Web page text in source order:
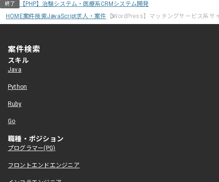
終了
【PHP】治験システム・医療系CRMシステム開発
HOME案件検索JavaScript求人・案件 【WordPress】マッチングサービス系サ
案件検索
スキル
Java
Python
Ruby
Go
職種・ポジション
プログラマー(PG)
フロントエンドエンジニア